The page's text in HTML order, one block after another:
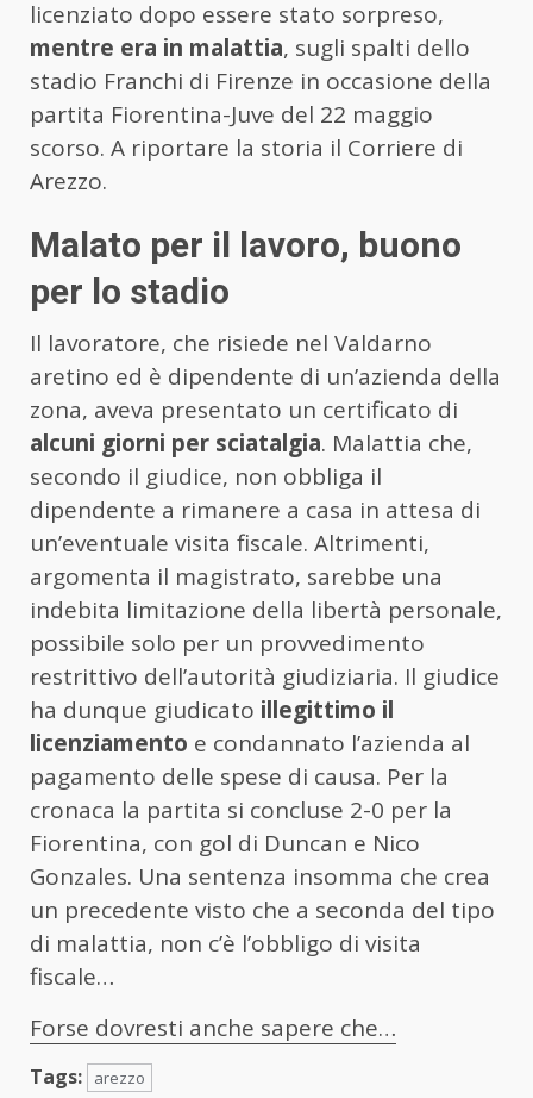
licenziato dopo essere stato sorpreso,
mentre era in malattia, sugli spalti dello
stadio Franchi di Firenze in occasione della
partita Fiorentina-Juve del 22 maggio
scorso. A riportare la storia il Corriere di
Arezzo.
Malato per il lavoro, buono
per lo stadio
Il lavoratore, che risiede nel Valdarno
aretino ed è dipendente di un’azienda della
zona, aveva presentato un certificato di
alcuni giorni per sciatalgia. Malattia che,
secondo il giudice, non obbliga il
dipendente a rimanere a casa in attesa di
un’eventuale visita fiscale. Altrimenti,
argomenta il magistrato, sarebbe una
indebita limitazione della libertà personale,
possibile solo per un provvedimento
restrittivo dell’autorità giudiziaria. Il giudice
ha dunque giudicato illegittimo il
licenziamento e condannato l’azienda al
pagamento delle spese di causa. Per la
cronaca la partita si concluse 2-0 per la
Fiorentina, con gol di Duncan e Nico
Gonzales. Una sentenza insomma che crea
un precedente visto che a seconda del tipo
di malattia, non c’è l’obbligo di visita
fiscale…
Forse dovresti anche sapere che…
Tags: arezzo